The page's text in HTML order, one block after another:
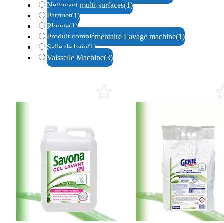
Nettoyant multi-surfaces(1)
Parquet(1)
Plonge(1)
Produit complémentaire Lavage machine(1)
Salle de bain(1)
Vaisselle Machine(3)